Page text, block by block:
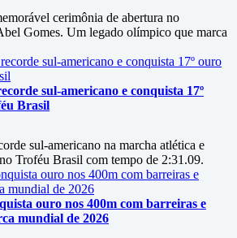
cerimônia de abertura no
Gomes. Um legado olímpico que marca
sul-americano e conquista 17º
Brasil
sul-americano na marcha atlética e
Troféu Brasil com tempo de 2:31.09.
ouro nos 400m com barreiras e
mundial de 2026